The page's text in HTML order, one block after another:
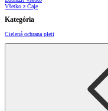
Všetko z Čaje
Kategória
Cielená ochrana pleti